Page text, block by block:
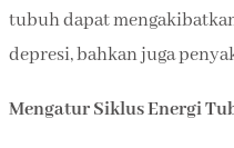
tubuh dapat
depresi, bahkan juga
Mengatur Siklus Energi